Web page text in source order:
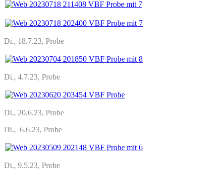
Di., 18.7.23, Probe
Di., 4.7.23, Probe
Di., 20.6.23, Probe
Di., 6.6.23, Probe
Di., 9.5.23, Probe